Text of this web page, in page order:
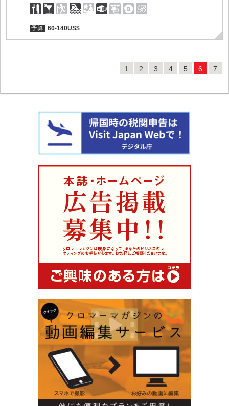
予算 60-140US$
1 2 3 4 5 6 7